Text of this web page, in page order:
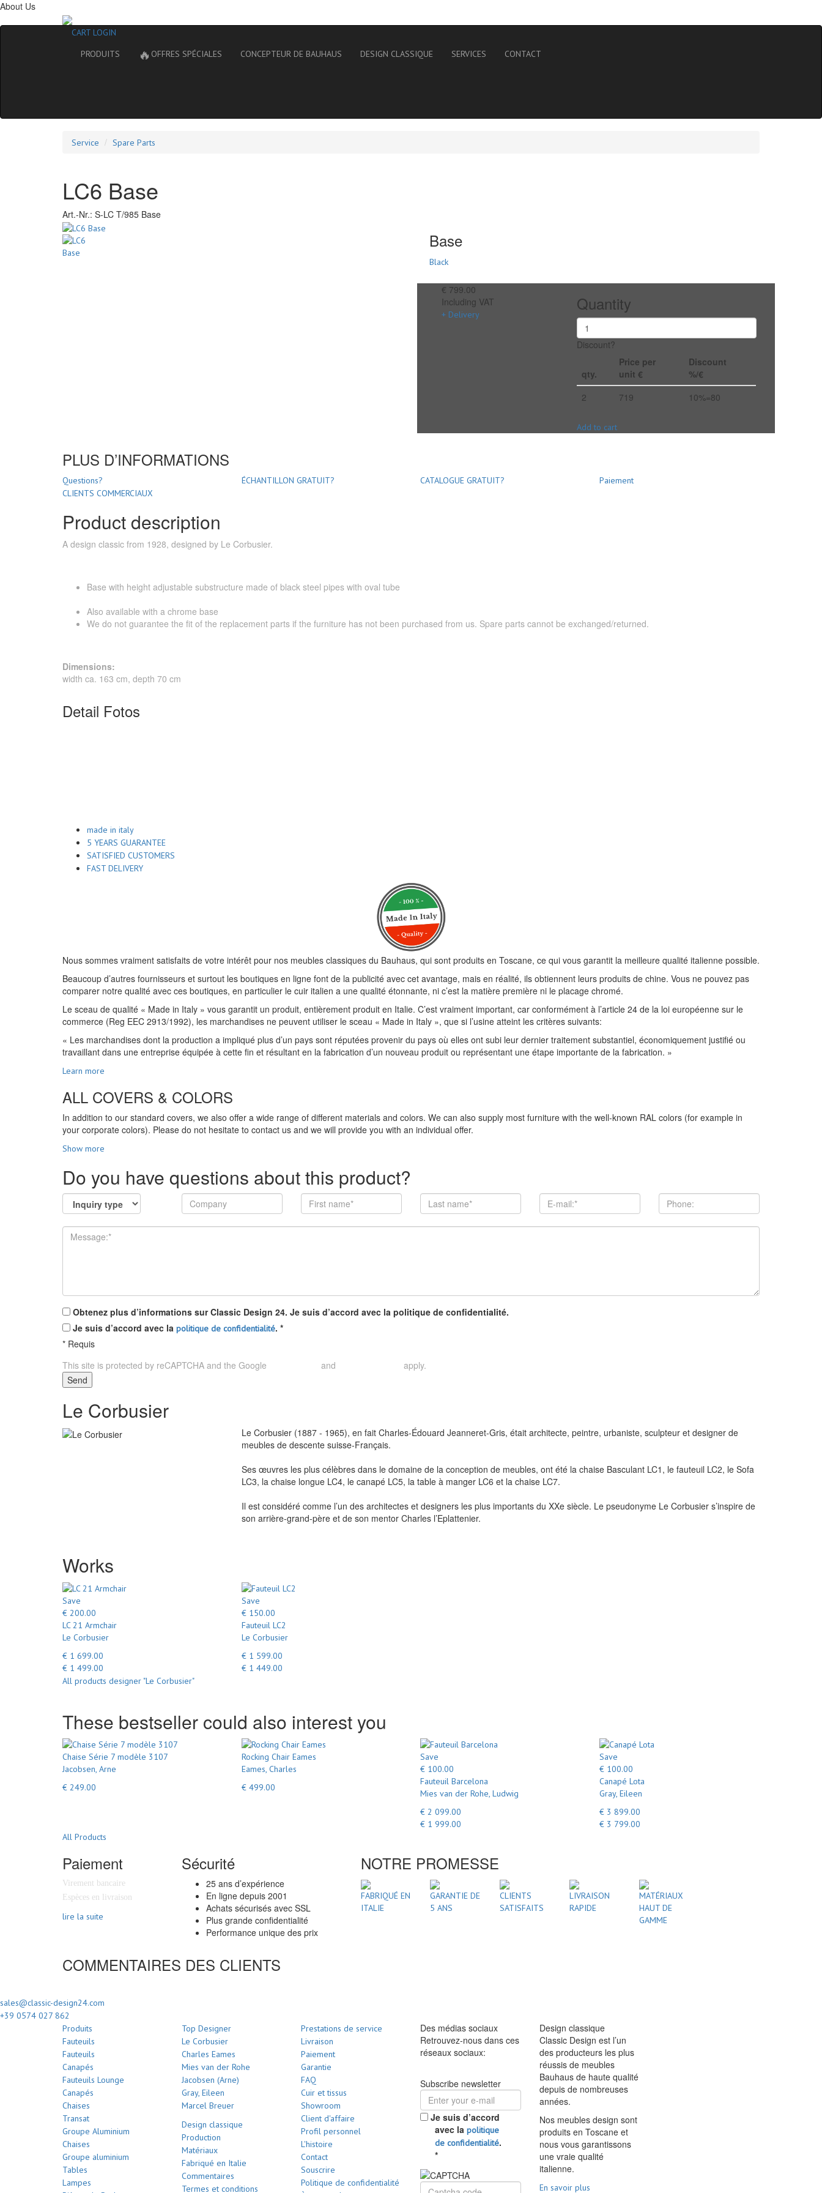
About Us
CART LOGIN
PRODUITS
🔥 OFFRES SPÉCIALES CONCEPTEUR DE BAUHAUS DESIGN CLASSIQUE SERVICES CONTACT
Service Spare Parts
LC6 Base
Art.-Nr.: S-LC T/985 Base
Base
Black
€ 799.00
Including VAT
+ Delivery
Quantity
Discount?
qty.
Price per
unit €
Discount
%/€
2
719 10%=80
Add to cart
PLUS D’INFORMATIONS
Questions? ÉCHANTILLON GRATUIT? CATALOGUE GRATUIT?
Paiement
CLIENTS COMMERCIAUX
Product description
A design classic from 1928, designed by Le Corbusier.
Base with height adjustable substructure made ​​of black steel pipes with oval tube
Also available with a chrome base
We do not guarantee the fit of the replacement parts if the furniture has not been purchased from us. Spare parts cannot be exchanged/returned.
Dimensions:
width ca. 163 cm, depth 70 cm
Detail Fotos
made in italy
5 YEARS GUARANTEE
SATISFIED CUSTOMERS
FAST DELIVERY
Nous sommes vraiment satisfaits de votre intérêt pour nos meubles classiques du Bauhaus, qui sont produits en Toscane, ce qui vous garantit la meilleure qualité italienne possible.
Beaucoup d’autres fournisseurs et surtout les boutiques en ligne font de la publicité avec cet avantage, mais en réalité, ils obtiennent leurs produits de chine. Vous ne pouvez pas
comparer notre qualité avec ces boutiques, en particulier le cuir italien a une qualité étonnante, ni c’est la matière première ni le placage chromé.
Le sceau de qualité « Made in Italy » vous garantit un produit, entièrement produit en Italie. C’est vraiment important, car conformément à l’article 24 de la loi européenne sur le
commerce (Reg EEC 2913/1992), les marchandises ne peuvent utiliser le sceau « Made in Italy », que si l’usine atteint les critères suivants:
« Les marchandises dont la production a impliqué plus d’un pays sont réputées provenir du pays où elles ont subi leur dernier traitement substantiel, économiquement justifié ou
travaillant dans une entreprise équipée à cette fin et résultant en la fabrication d’un nouveau produit ou représentant une étape importante de la fabrication. »
Learn more
ALL COVERS & COLORS
In addition to our standard covers, we also offer a wide range of different materials and colors. We can also supply most furniture with the well-known RAL colors (for example in
your corporate colors). Please do not hesitate to contact us and we will provide you with an individual offer.
Show more
Do you have questions about this product?
Obtenez plus d’informations sur Classic Design 24. Je suis d’accord avec la politique de confidentialité.
Je suis d’accord avec la politique de confidentialité. *
* Requis
This site is protected by reCAPTCHA and the Google
and
apply.
Send
Le Corbusier
Le Corbusier (1887 - 1965), en fait Charles-Édouard Jeanneret-Gris, était architecte, peintre, urbaniste, sculpteur et designer de
meubles de descente suisse-Français.
Ses œuvres les plus célèbres dans le domaine de la conception de meubles, ont été la chaise Basculant LC1, le fauteuil LC2, le Sofa
LC3, la chaise longue LC4, le canapé LC5, la table à manger LC6 et la chaise LC7.
Il est considéré comme l’un des architectes et designers les plus importants du XXe siècle. Le pseudonyme Le Corbusier s’inspire de
son arrière-grand-père et de son mentor Charles l’Eplattenier.
Works
Save
€ 200.00
LC 21 Armchair
Le Corbusier
€ 1 699.00
€ 1 499.00
Save
€ 150.00
Fauteuil LC2
Le Corbusier
€ 1 599.00
€ 1 449.00
All products designer "Le Corbusier"
These bestseller could also interest you
Chaise Série 7 modèle 3107
Jacobsen, Arne
€ 249.00
Rocking Chair Eames
Eames, Charles
€ 499.00
Save
€ 100.00
Fauteuil Barcelona
Mies van der Rohe, Ludwig
€ 2 099.00
€ 1 999.00
Save
€ 100.00
Canapé Lota
Gray, Eileen
€ 3 899.00
€ 3 799.00
All Products
Paiement
Virement bancaire
Espèces en livraison
lire la suite
Sécurité
25 ans d’expérience
En ligne depuis 2001
Achats sécurisés avec SSL
Plus grande confidentialité
Performance unique des prix
NOTRE PROMESSE
FABRIQUÉ EN
ITALIE
GARANTIE DE
5 ANS
CLIENTS
SATISFAITS
LIVRAISON
RAPIDE
MATÉRIAUX
HAUT DE
GAMME
COMMENTAIRES DES CLIENTS
sales@classic-design24.com
+39 0574 027 862
Produits
Fauteuils
Fauteuils
Canapés
Fauteuils Lounge
Canapés
Chaises
Transat
Groupe Aluminium
Chaises
Groupe aluminium
Tables
Lampes
Top Designer
Le Corbusier
Charles Eames
Mies van der Rohe
Jacobsen (Arne)
Gray, Eileen
Marcel Breuer
Design classique
Production
Matériaux
Fabriqué en Italie
Commentaires
Termes et conditions
Prestations de service
Livraison
Paiement
Garantie
FAQ
Cuir et tissus
Showroom
Client d'affaire
Profil personnel
L'histoire
Contact
Souscrire
Politique de confidentialité
Des médias sociaux
Retrouvez-nous dans ces
réseaux sociaux:
Subscribe newsletter
Je suis d’accord
avec la politique
de confidentialité.
*
Design classique
Classic Design est l’un
des producteurs les plus
réussis de meubles
Bauhaus de haute qualité
depuis de nombreuses
années.
Nos meubles design sont
produits en Toscane et
nous vous garantissons
une vraie qualité
italienne.
En savoir plus